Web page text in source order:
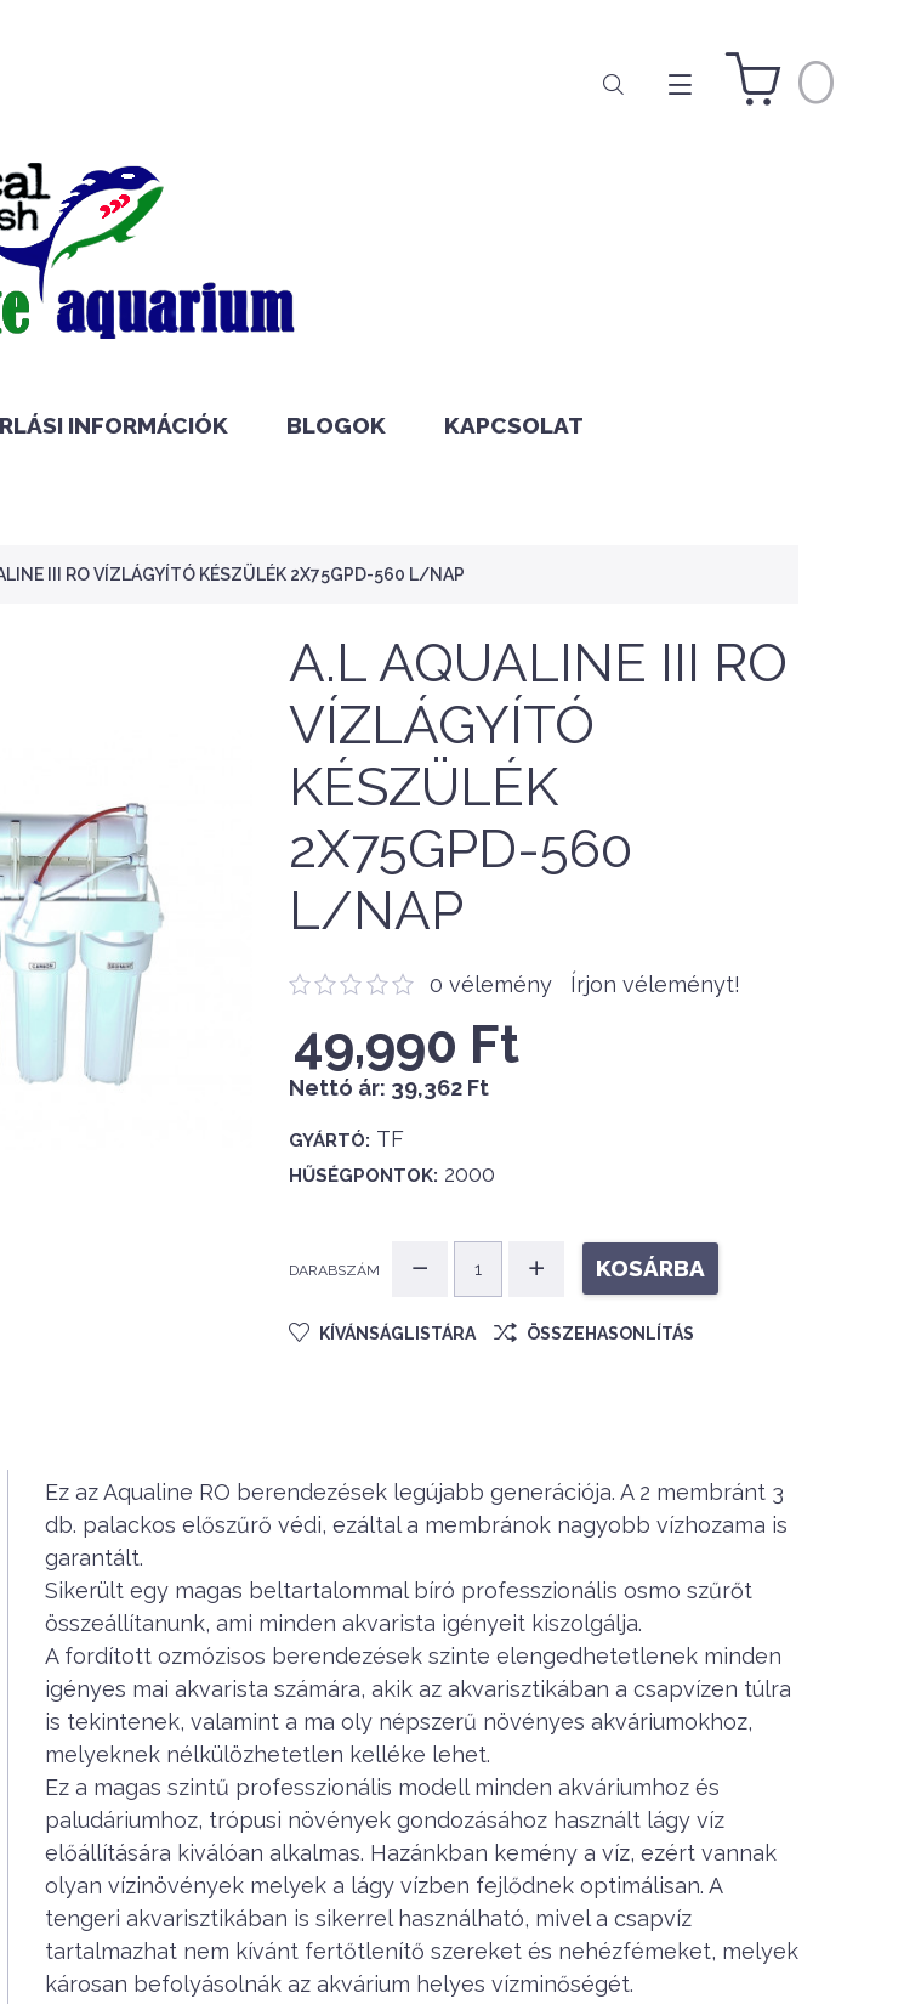
0
INFORMÁCIÓK BLOGOK KAPCSOLAT
III RO VÍZLÁGYÍTÓ KÉSZÜLÉK 2X75GPD-560 L/NAP
A.L AQUALINE III RO
VÍZLÁGYÍTÓ
KÉSZÜLÉK
2X75GPD-560
L/NAP
0 vélemény Írjon véleményt!
49,990 Ft
Nettó ár: 39,362 Ft
GYÁRTÓ: TF
HŰSÉGPONTOK: 2000
DARABSZÁM KOSÁRBA
KÍVÁNSÁGLISTÁRA ÖSSZEHASONLÍTÁS
Ez az Aqualine RO berendezések legújabb generációja. A 2 membránt 3
db. palackos előszűrő védi, ezáltal a membránok nagyobb vízhozama is
garantált.
Sikerült egy magas beltartalommal bíró professzionális osmo szűrőt
összeállítanunk, ami minden akvarista igényeit kiszolgálja.
A fordított ozmózisos berendezések szinte elengedhetetlenek minden
igényes mai akvarista számára, akik az akvarisztikában a csapvízen túlra
is tekintenek, valamint a ma oly népszerű növényes akváriumokhoz,
melyeknek nélkülözhetetlen kelléke lehet.
Ez a magas szintű professzionális modell minden akváriumhoz és
paludáriumhoz, trópusi növények gondozásához használt lágy víz
előállítására kiválóan alkalmas. Hazánkban kemény a víz, ezért vannak
olyan vízinövények melyek a lágy vízben fejlődnek optimálisan. A
tengeri akvarisztikában is sikerrel használható, mivel a csapvíz
tartalmazhat nem kívánt fertőtlenítő szereket és nehézfémeket, melyek
károsan befolyásolnák az akvárium helyes vízminőségét.